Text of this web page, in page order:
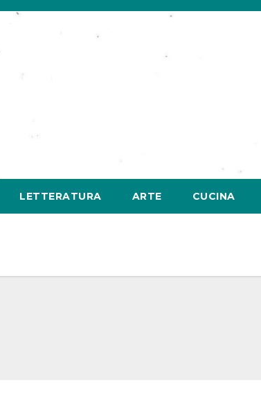
LETTERATURA ARTE CUCINA